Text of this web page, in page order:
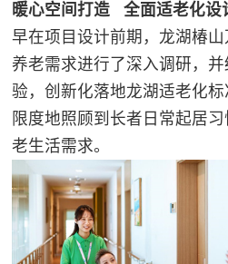
暖心空间打造 全面适老化设
早在项目设计前期，龙湖椿
养老需求进行了深入调研，
验，创新化落地龙湖适老化
限度地照顾到长者日常起居
老生活需求。